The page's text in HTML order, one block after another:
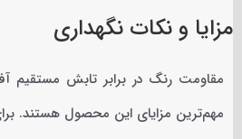
مزایا و نکات نگهداری
مقاومت رنگ در برابر تابش